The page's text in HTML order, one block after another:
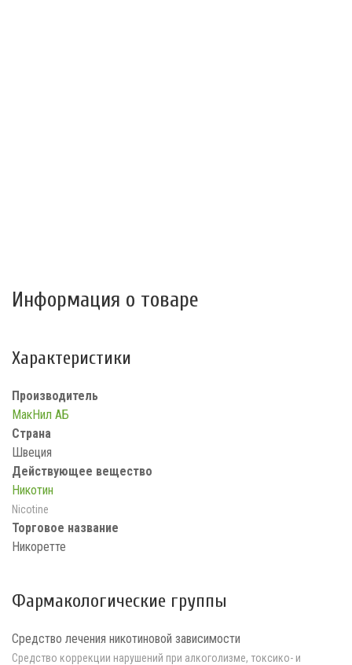
Информация о товаре
Характеристики
Производитель
МакНил АБ
Страна
Швеция
Действующее вещество
Никотин
Nicotine
Торговое название
Никоретте
Фармакологические группы
Средство лечения никотиновой зависимости
Средство коррекции нарушений при алкоголизме, токсико- и